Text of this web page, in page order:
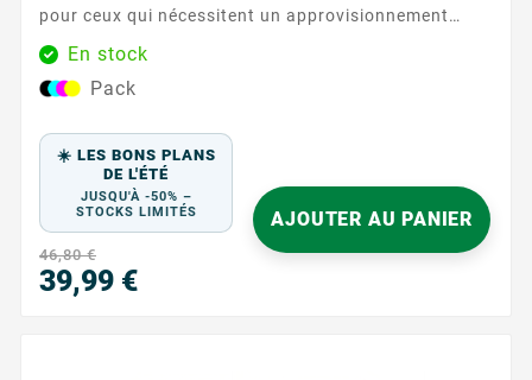
pour ceux qui nécessitent un approvisionnement
important en encre. Comprenant trois cartouches de
chaque couleur, ce pack offre une performance fiable
et économique. Caractéristiques principales :
Capacité d'impression...
En stock
Pack
☀️ LES BONS PLANS
DE L'ÉTÉ
JUSQU'À -50% –
STOCKS LIMITÉS
46,80 €
39,99 €
AJOUTER AU PANIER